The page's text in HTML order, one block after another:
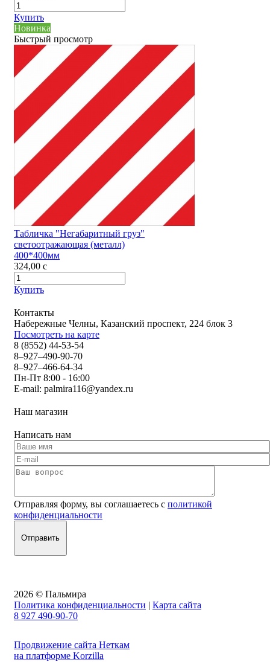
Купить
Новинка
Быстрый просмотр
Табличка "Негабаритный груз"
светоотражающая (металл)
400*400мм
324,00 c
Купить
Контакты
Набережные Челны, Казанский проспект, 224 блок 3
Посмотреть на карте
8 (8552) 44-53-54
8–927–490-90-70
8–927–466-64-34
Пн-Пт 8:00 - 16:00
E-mail: palmira116@yandex.ru
Наш магазин
Написать нам
Отправляя форму, вы соглашаетесь с политикой
конфиденциальности
2026 © Пальмира
Политика конфиденциальности | Карта сайта
8 927 490-90-70
Продвижение сайта Неткам
на платформе Korzilla